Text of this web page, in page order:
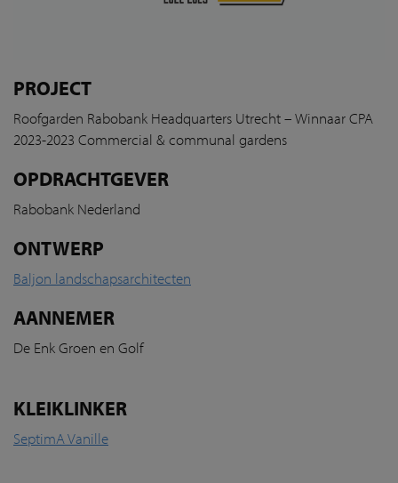
PROJECT
Roofgarden Rabobank Headquarters Utrecht – Winnaar CPA
2023-2023 Commercial & communal gardens
OPDRACHTGEVER
Rabobank Nederland
ONTWERP
Baljon landschapsarchitecten
AANNEMER
De Enk Groen en Golf
KLEIKLINKER
SeptimA Vanille